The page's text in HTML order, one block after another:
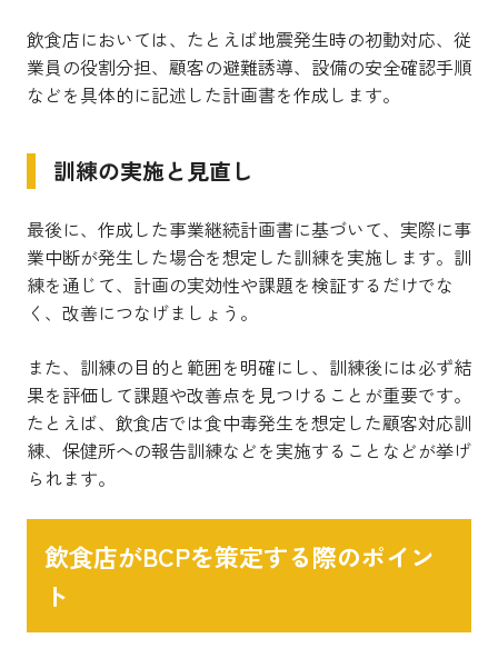
飲食店においては、たとえば地震発生時の初動対応、従
業員の役割分担、顧客の避難誘導、設備の安全確認手順
などを具体的に記述した計画書を作成します。
訓練の実施と見直し
最後に、作成した事業継続計画書に基づいて、実際に事
業中断が発生した場合を想定した訓練を実施します。訓
練を通じて、計画の実効性や課題を検証するだけでな
く、改善につなげましょう。
また、訓練の目的と範囲を明確にし、訓練後には必ず結
果を評価して課題や改善点を見つけることが重要です。
たとえば、飲食店では食中毒発生を想定した顧客対応訓
練、保健所への報告訓練などを実施することなどが挙げ
られます。
飲食店がBCPを策定する際のポイン
ト